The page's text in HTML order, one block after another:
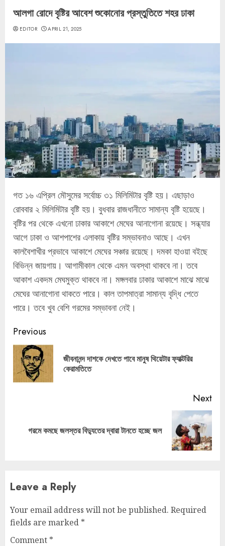
আলগা রোদে বৃষ্টির আবেশ শুকোনোর প্রস্তুতিতে শহর ঢাকা
EDITOR APRIL 21, 2025
গত ১৬ এপ্রিল মৌসুমের সর্বোচ্চ ৩১ মিলিমিটার বৃষ্টি হয়। এছাড়াও
রোববার ২ মিলিমিটার বৃষ্টি হয়। বুধবার রাজধানীতে সামান্য বৃষ্টি হয়েছে।
বৃষ্টির পর থেকে এখনো ঢাকার আকাশে মেঘের আনাগোনা রয়েছে। সন্ধ্যার
আগে ঢাকা ও আশপাশের এলাকায় বৃষ্টির সম্ভাবনাও আছে। এখন
কালবৈশাখীর প্রভাবে আকাশে মেঘের সঞ্চার রয়েছে। দমকা হাওয়া বইছে
বিভিন্ন জায়গায়। আগামীকাল থেকে এমন অবস্থা থাকবে না। তবে
আকাশ একদম মেঘমুক্ত থাকবে না। মঙ্গলবার ঢাকার আকাশে মাঝে মাঝে
মেঘের আনাগোনা থাকতে পারে। কাল তাপমাত্রা সামান্য বৃদ্ধি পেতে
পারে। তবে খুব বেশি গরমের সম্ভাবনা নেই।
Continue
Reading
Previous
জীবনানন্দ দাশকে দেখতে পাবে মানুষ থিয়েটার ফ্যাক্টরির
কেরামতিতে
Next
Nextগরমে কমছে জলস্তর বিদ্যুতের দ্বারা টানতে হচ্ছে জল
Leave a Reply
Your email address will not be published. Required
fields are marked *
Comment *